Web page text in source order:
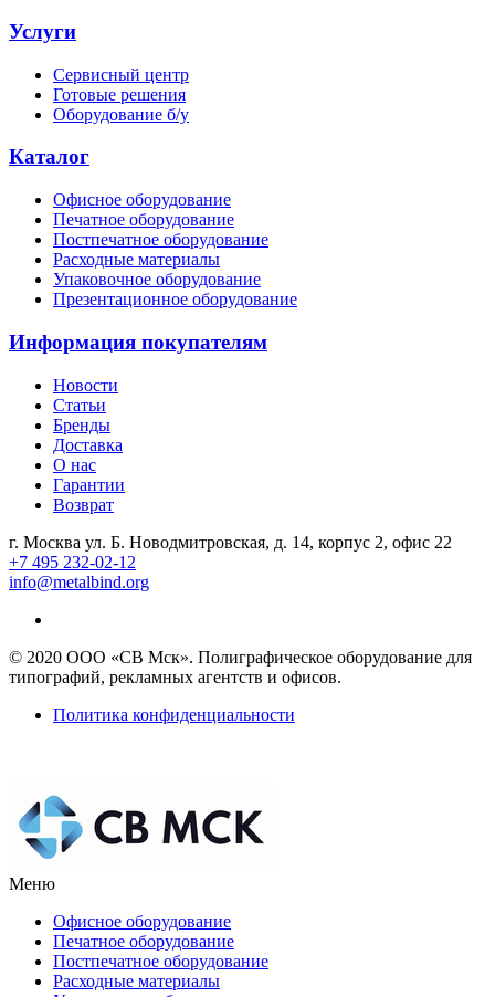
Услуги
Сервисный центр
Готовые решения
Оборудование б/у
Каталог
Офисное оборудование
Печатное оборудование
Постпечатное оборудование
Расходные материалы
Упаковочное оборудование
Презентационное оборудование
Информация покупателям
Новости
Статьи
Бренды
Доставка
О нас
Гарантии
Возврат
г. Москва ул. Б. Новодмитровская, д. 14, корпус 2, офис 22
+7 495 232-02-12
info@metalbind.org
© 2020 ООО «СВ Мск». Полиграфическое оборудование для
типографий, рекламных агентств и офисов.
Политика конфиденциальности
Меню
Офисное оборудование
Печатное оборудование
Постпечатное оборудование
Расходные материалы